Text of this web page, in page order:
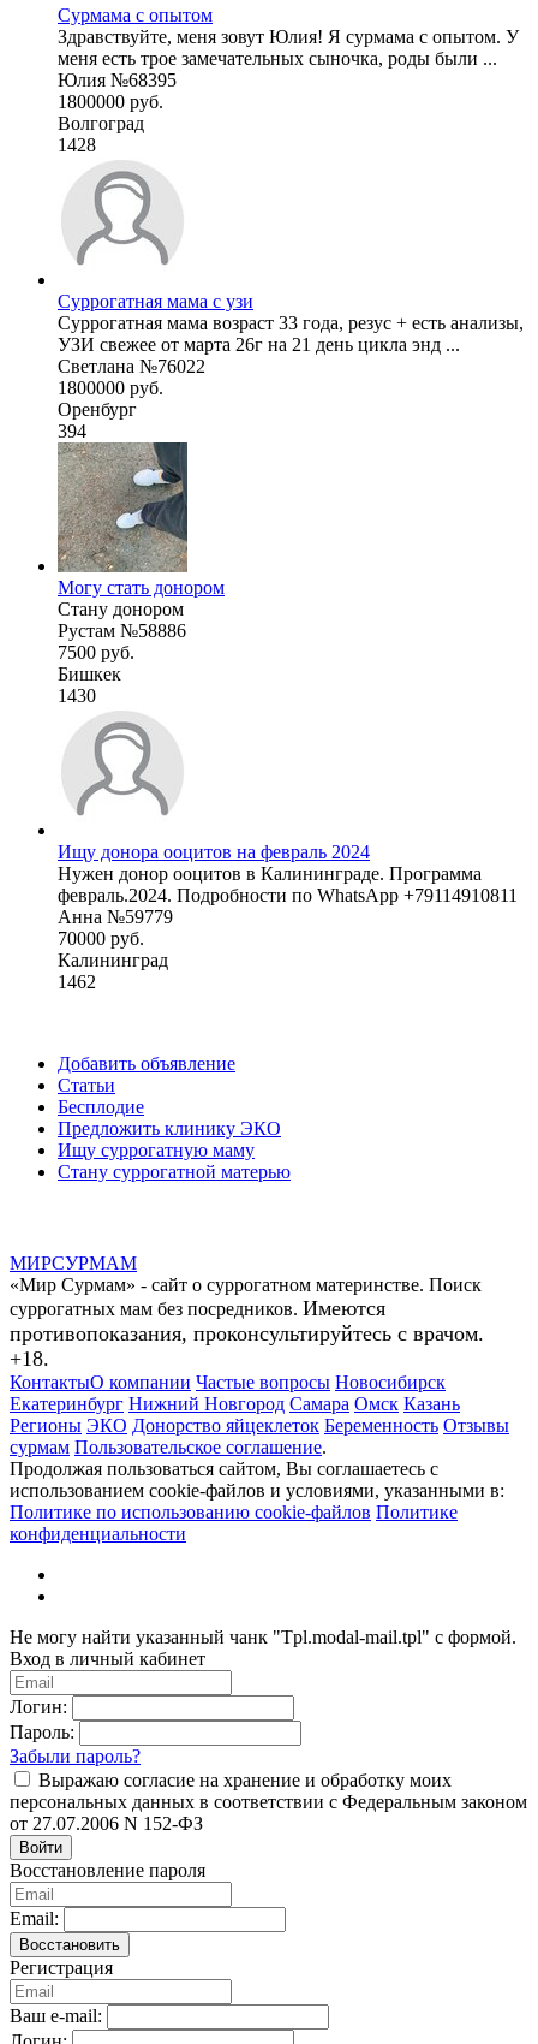
Сурмама с опытом
Здравствуйте, меня зовут Юлия! Я сурмама с опытом. У
меня есть трое замечательных сыночка, роды были ...
Юлия №68395
1800000 руб.
Волгоград
1428
Суррогатная мама с узи
Суррогатная мама возраст 33 года, резус + есть анализы,
УЗИ свежее от марта 26г на 21 день цикла энд ...
Светлана №76022
1800000 руб.
Оренбург
394
Могу стать донором
Стану донором
Рустам №58886
7500 руб.
Бишкек
1430
Ищу донора ооцитов на февраль 2024
Нужен донор ооцитов в Калининграде. Программа
февраль.2024. Подробности по WhatsApp +79114910811
Анна №59779
70000 руб.
Калининград
1462
Добавить объявление
Статьи
Бесплодие
Предложить клинику ЭКО
Ищу суррогатную маму
Стану суррогатной матерью
МИРСУРМАМ
«Мир Сурмам» - сайт о суррогатном материнстве. Поиск
суррогатных мам без посредников. Имеются
противопоказания, проконсультируйтесь с врачом.
+18.
КонтактыО компании Частые вопросы Новосибирск
Екатеринбург Нижний Новгород Самара Омск Казань
Регионы ЭКО Донорство яйцеклеток Беременность Отзывы
сурмам Пользовательское соглашение.
Продолжая пользоваться сайтом, Вы соглашаетесь с
использованием cookie-файлов и условиями, указанными в:
Политике по использованию cookie-файлов Политике
конфиденциальности
Не могу найти указанный чанк "Tpl.modal-mail.tpl" с формой.
Вход в личный кабинет
Логин:
Пароль:
Забыли пароль?
Выражаю согласие на хранение и обработку моих
персональных данных в соответствии с Федеральным законом
от 27.07.2006 N 152-ФЗ
Войти
Восстановление пароля
Email:
Восстановить
Регистрация
Ваш e-mail: